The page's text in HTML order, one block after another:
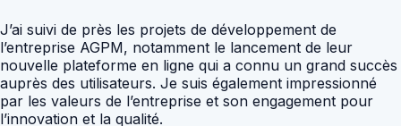
J’ai suivi de près les projets de développement de
l’entreprise AGPM, notamment le lancement de leur
nouvelle plateforme en ligne qui a connu un grand succès
auprès des utilisateurs. Je suis également impressionné
par les valeurs de l’entreprise et son engagement pour
l’innovation et la qualité.